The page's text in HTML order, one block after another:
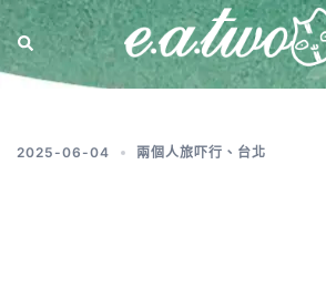
2025-06-04 兩個人旅吓行 、 台北